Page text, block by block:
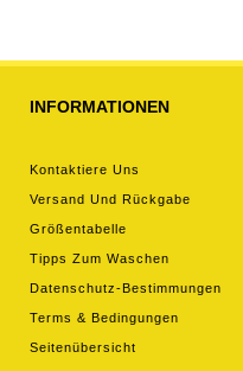
INFORMATIONEN
Kontaktiere Uns
Versand Und Rückgabe
Größentabelle
Tipps Zum Waschen
Datenschutz-Bestimmungen
Terms & Bedingungen
Seitenübersicht